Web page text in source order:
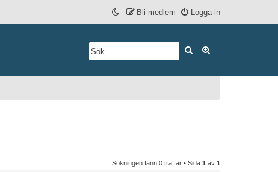
Logga in
Bli medlem
Sök
Sökningen fann 0 träffar • Sida 1 av 1